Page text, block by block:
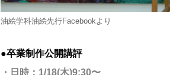
油絵学科油絵先行Facebookより
●卒業制作公開講評
・日時：1/18(木)9:30〜